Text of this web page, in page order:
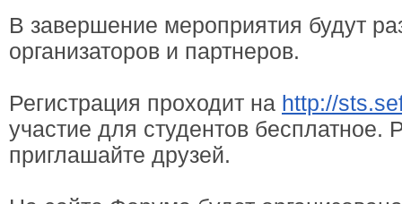
В завершение мероприятия будут
организаторов и партнеров.
Регистрация проходит на http://
участие для студентов бесплатное.
приглашайте друзей.